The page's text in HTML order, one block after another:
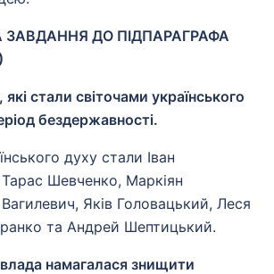
ДО ПІДПАРАГРАФА
які стали світочами українського
бездержавності.
духу стали Іван
Шевченко, Маркіян
Яків Головацький, Леся
та Андрей Шептицький.
намагалася знищити